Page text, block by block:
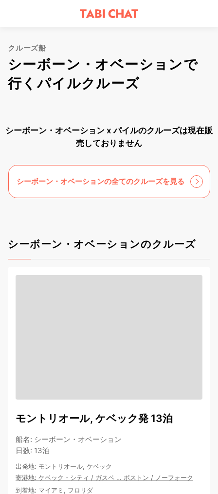
クルーズ船
シーボーン・オベーションで
行くパイルクルーズ
シーボーン・オベーション x パイルのクルーズは現在販
売しておりません
シーボーン・オベーションの全てのクルーズを見る
シーボーン・オベーションのクルーズ
モントリオール, ケベック発 13泊
船名: シーボーン・オベーション
日数: 13泊
出発地: モントリオール, ケベック
寄港地: ケベック・シティ / ガスペ … ボストン / ノーフォーク
到着地: マイアミ, フロリダ